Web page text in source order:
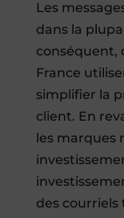
Les
dans la
conséquent,
France
simplifier la
client. En
les marques
des courriels